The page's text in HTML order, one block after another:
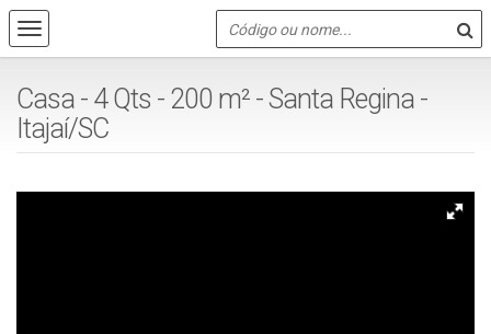
Casa - 4 Qts - 200 m² - Santa Regina -
Itajaí/SC